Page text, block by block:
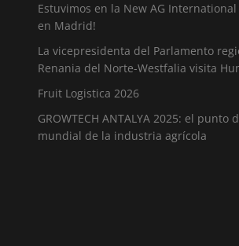
Estuvimos en la New AG
en Madrid!
La vicepresidenta del Parlamento
Renania del Norte-Westfalia visita
Fruit Logistica 2026
GROWTECH ANTALYA 2025: el punto
mundial de la industria agrícola